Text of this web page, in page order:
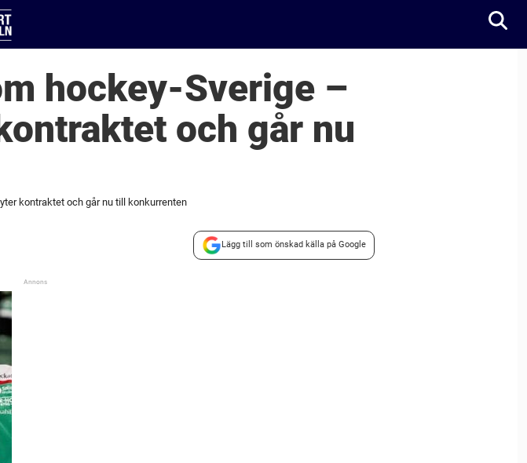
hockey-Sverige –
och går nu
kontraktet och går nu till konkurrenten
Lägg till som önskad källa på Google